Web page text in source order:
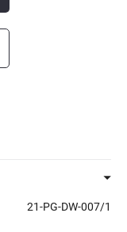
21-PG-DW-007/1